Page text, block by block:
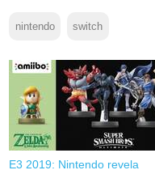
nintendo switch
E3 2019: Nintendo revela